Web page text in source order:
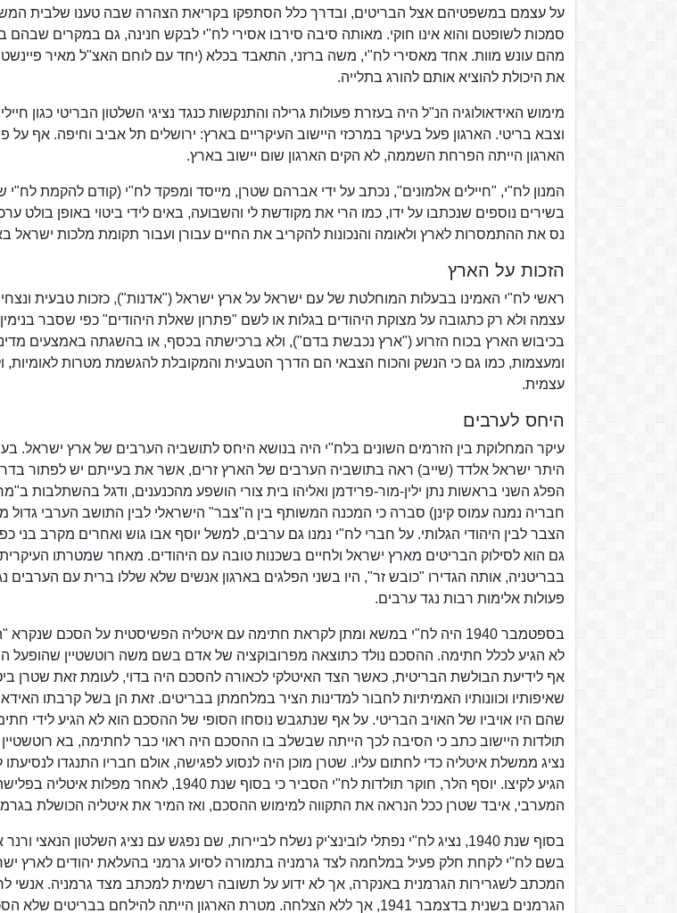
על עצמם במשפטיהם אצל הבריטים, ובדרך כלל הסתפקו בקריאת הצהרה שבה טענו שלבית
סמכות לשופטם והוא אינו חוקי. מאותה סיבה סירבו אסירי לח"י לבקש חנינה, גם במקרים שבהם
מהם עונש מוות. אחד מאסירי לח"י, משה ברזני, התאבד בכלא (יחד עם לוחם האצ"ל מאיר
את היכולת להוציא אותם להורג בתלייה.
מימוש האידאולוגיה הנ"ל היה בעזרת פעולות גרילה והתנקשות כנגד נציגי השלטון הבריטי כגון
וצבא בריטי. הארגון פעל בעיקר במרכזי היישוב העיקריים בארץ: ירושלים תל אביב וחיפה. אף על
הארגון הייתה הפרחת השממה, לא הקים הארגון שום יישוב בארץ.
המנון לח"י, "חיילים אלמונים", נכתב על ידי אברהם שטרן, מייסד ומפקד לח"י (קודם להקמת
בשירים נוספים שנכתבו על ידו, כמו הרי את מקודשת לי והשבועה, באים לידי ביטוי באופן בולט
נס את ההתמסרות לארץ ולאומה והנכונות להקריב את החיים עבורן ועבור תקומת מלכות ישראל
הזכות על הארץ
ראשי לח"י האמינו בבעלות המוחלטת של עם ישראל על ארץ ישראל ("אדנות"), כזכות טבעית
עצמה ולא רק כתגובה על מצוקת היהודים בגלות או לשם "פתרון שאלת היהודים" כפי שסבר
בכיבוש הארץ בכוח הזרוע ("ארץ נכבשת בדם"), ולא ברכישתה בכסף, או בהשגתה באמצעים
ומעצמות, כמו גם כי הנשק והכוח הצבאי הם הדרך הטבעית והמקובלת להגשמת מטרות לאומיות,
עצמית.
היחס לערבים
עיקר המחלוקת בין הזרמים השונים בלח"י היה בנושא היחס לתושביה הערבים של ארץ ישראל.
היתר ישראל אלדד (שייב) ראה בתושביה הערבים של הארץ זרים, אשר את בעייתם יש לפתור בדרך
הפלג השני בראשות נתן ילין-מור-פרידמן ואליהו בית צורי הושפע מהכנענים, ודגל בהשתלבות
חבריה נמנה עמוס קינן) סברה כי המכנה המשותף בין ה"צבר" הישראלי לבין התושב הערבי
הצבר לבין היהודי הגלותי. על חברי לח"י נמנו גם ערבים, למשל יוסף אבו גוש ואחרים מקרב בני
גם הוא לסילוק הבריטים מארץ ישראל ולחיים בשכנות טובה עם היהודים. מאחר שמטרתו
בבריטניה, אותה הגדירו "כובש זר", היו בשני הפלגים בארגון אנשים שלא שללו ברית עם הערבים
פעולות אלימות רבות נגד ערבים.
לא הגיע לכלל חתימה. ההסכם נולד כתוצאה מפרובוקציה של אדם בשם משה רוטשטיין שהופעל
אף לידיעת הבולשת הבריטית, כאשר הצד האיטלקי לכאורה להסכם היה בדוי, לעומת זאת שטרן
שאיפותיו וכוונותיו האמיתיות לחבור למדינות הציר במלחמתן בבריטים. זאת הן בשל קרבתו
שהם היו אויביו של האויב הבריטי. על אף שנתגבש נוסחו הסופי של ההסכם הוא לא הגיע לידי
תולדות היישוב כתב כי הסיבה לכך הייתה שבשלב בו ההסכם היה ראוי כבר לחתימה, בא
נציג ממשלת איטליה כדי לחתום עליו. שטרן מוכן היה לנסוע לפגישה, אולם חבריו התנגדו
הגיע לקיצו. יוסף הלר, חוקר תולדות לח"י הסביר כי בסוף שנת
המערבי, איבד שטרן ככל הנראה את התקווה למימוש ההסכם, ואז המיר את איטליה הכושלת
בסוף שנת 1940, נציג לח"י נפתלי לובינצ'יק נשלח לביירות, שם נפגש עם נציג השלטון הנאצי
בשם לח"י לקחת חלק פעיל במלחמה לצד גרמניה בתמורה לסיוע גרמני בהעלאת יהודים לארץ
המכתב לשגרירות הגרמנית באנקרה, אך לא ידוע על תשובה רשמית למכתב מצד גרמניה. אנשי
הגרמנים בשנית בדצמבר 1941, אך ללא הצלחה. מטרת הארגון הייתה להילחם בבריטים